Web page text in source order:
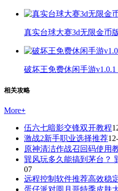
真实台球大赛3d无限金币
破坏王免费休闲手游v1.0.1
相关攻略
More+
伍六七暗影交锋双开教程
激战2新手职业选择推荐
原神清洁作战召回码使用
巽风玩多久能搞到茅台？
07
远程控制软件推荐高效稳